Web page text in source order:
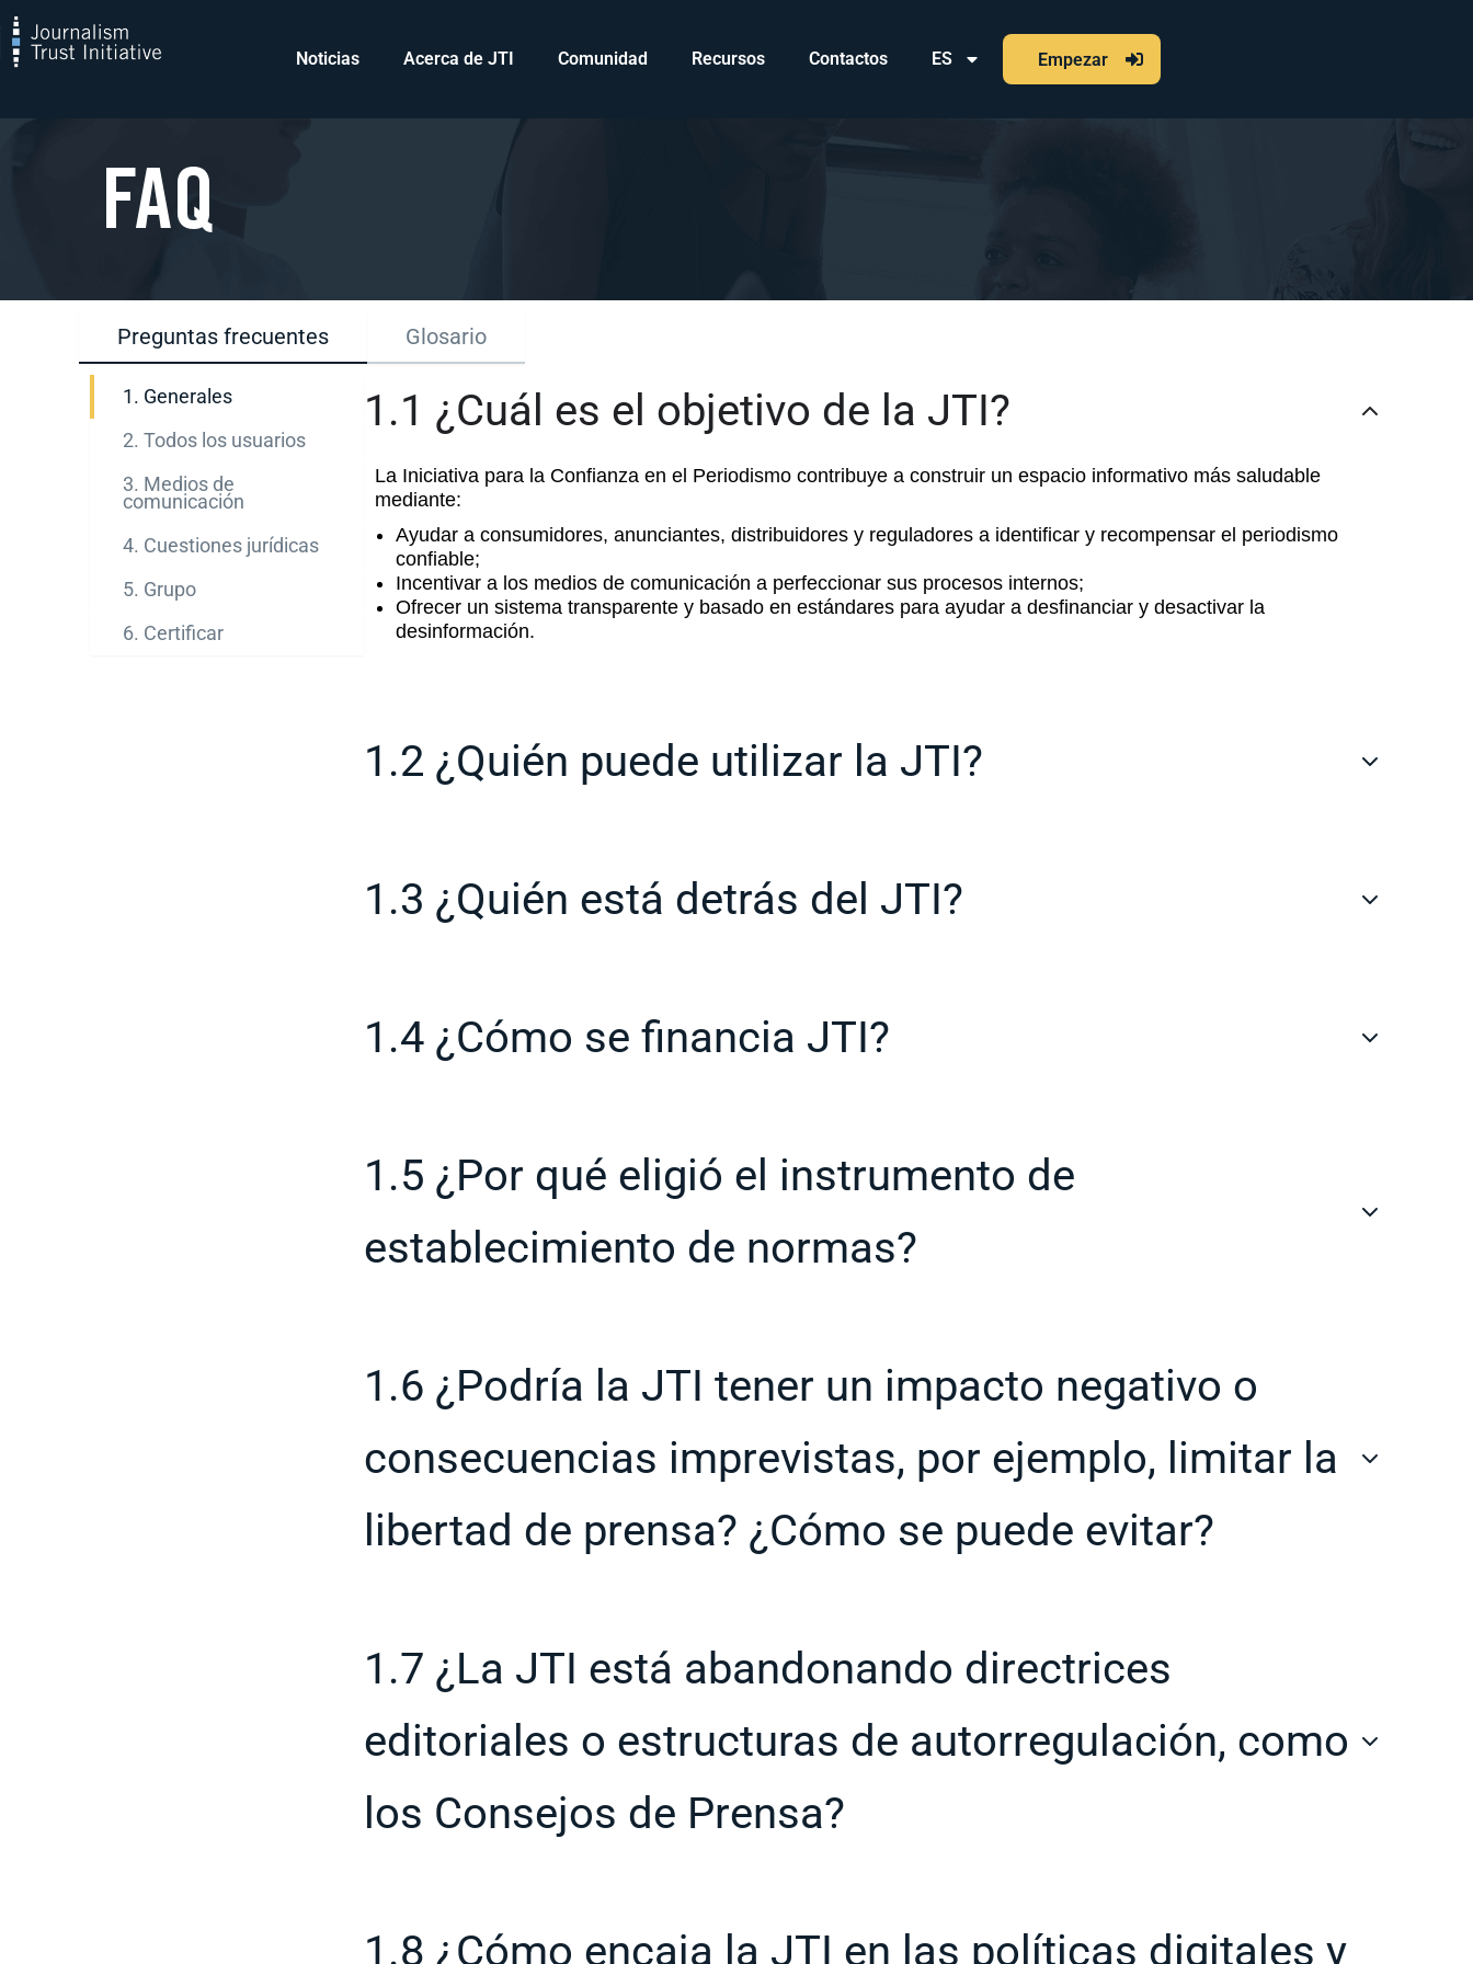
Saltar
al
contenido
Noticias Acerca de JTI Comunidad Recursos Contactos ES Empezar
FAQ
Preguntas frecuentes Glosario
1. Generales
2. Todos los usuarios
3. Medios de
comunicación
4. Cuestiones jurídicas
5. Grupo
6. Certificar
1.1 ¿Cuál es el objetivo de la JTI?
La Iniciativa para la Confianza en el Periodismo contribuye a construir un espacio informativo más saludable
mediante:
Ayudar a consumidores, anunciantes, distribuidores y reguladores a identificar y recompensar el periodismo
confiable;
Incentivar a los medios de comunicación a perfeccionar sus procesos internos;
Ofrecer un sistema transparente y basado en estándares para ayudar a desfinanciar y desactivar la
desinformación.
1.2 ¿Quién puede utilizar la JTI?
1.3 ¿Quién está detrás del JTI?
1.4 ¿Cómo se financia JTI?
1.5 ¿Por qué eligió el instrumento de
establecimiento de normas?
1.6 ¿Podría la JTI tener un impacto negativo o
consecuencias imprevistas, por ejemplo, limitar la
libertad de prensa? ¿Cómo se puede evitar?
1.7 ¿La JTI está abandonando directrices
editoriales o estructuras de autorregulación, como
los Consejos de Prensa?
1.8 ¿Cómo encaja la JTI en las políticas digitales y